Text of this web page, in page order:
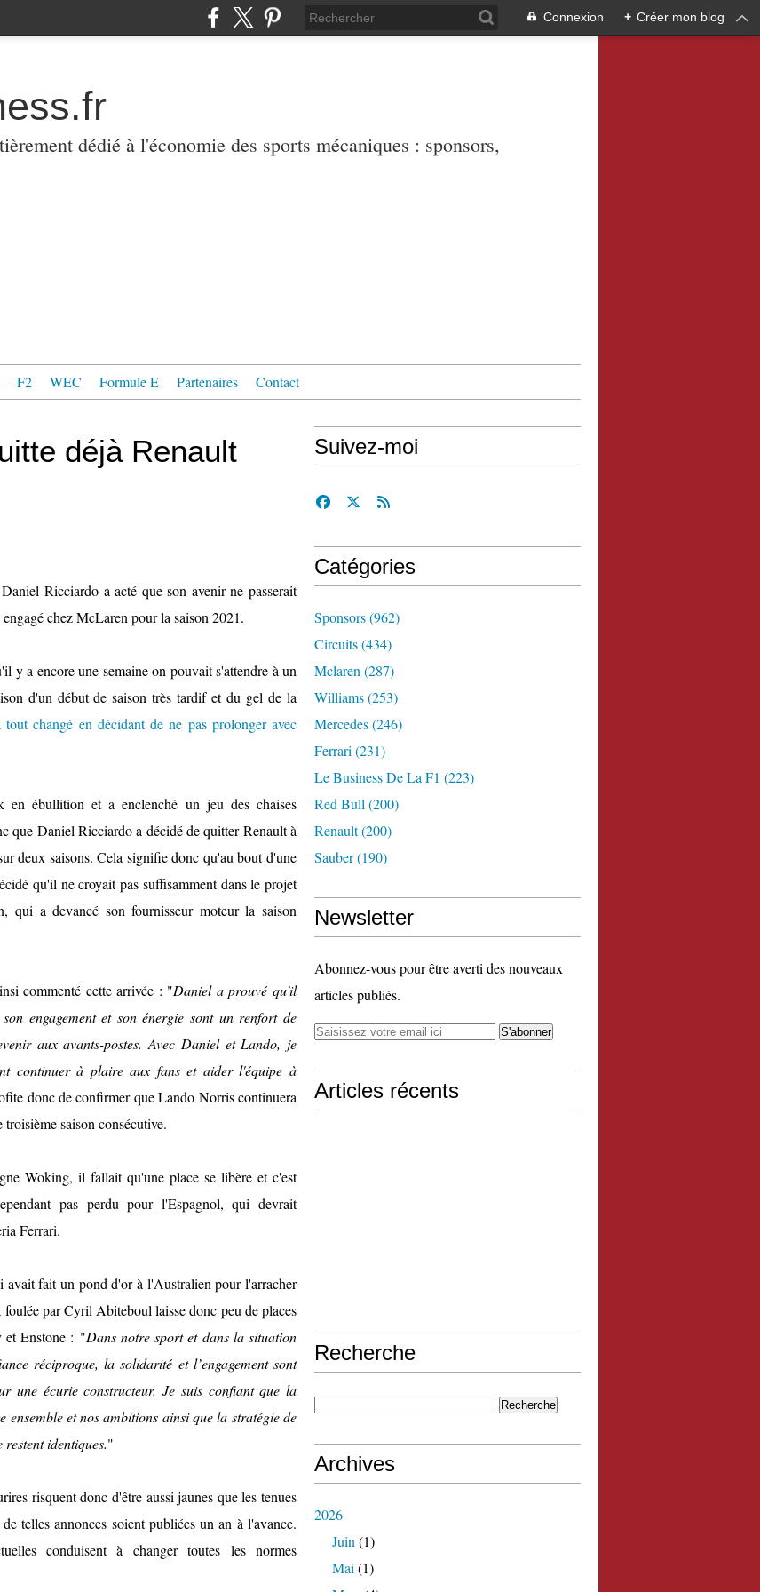
Connexion + Créer mon blog
dédié à l'économie des sports mécaniques : sponsors,
F2 WEC Formule E Partenaires Contact
déjà Renault
Ricciardo a acté que son avenir ne passerait
chez McLaren pour la saison 2021.
y a encore une semaine on pouvait s'attendre à un
d'un début de saison très tardif et du gel de la
tout changé en décidant de ne pas prolonger avec
en ébullition et a enclenché un jeu des chaises
que Daniel Ricciardo a décidé de quitter Renault à
deux saisons. Cela signifie donc qu'au bout d'une
qu'il ne croyait pas suffisamment dans le projet
qui a devancé son fournisseur moteur la saison
commenté cette arrivée : "Daniel a prouvé qu'il
engagement et son énergie sont un renfort de
aux avants-postes. Avec Daniel et Lando, je
continuer à plaire aux fans et aider l'équipe à
donc de confirmer que Lando Norris continuera
saison consécutive.
Woking, il fallait qu'une place se libère et c'est
pas perdu pour l'Espagnol, qui devrait
Ferrari.
avait fait un pond d'or à l'Australien pour l'arracher
par Cyril Abiteboul laisse donc peu de places
et Enstone : "Dans notre sport et dans la situation
réciproque, la solidarité et l’engagement sont
une écurie constructeur. Je suis confiant que la
et nos ambitions ainsi que la stratégie de
identiques."
risquent donc d'être aussi jaunes que les tenues
telles annonces soient publiées un an à l'avance.
conduisent à changer toutes les normes
Suivez-moi
Catégories
Sponsors(962)
Circuits(434)
Mclaren (287)
Williams(253)
Mercedes(246)
Ferrari (231)
Le Business De La F1 (223)
Red Bull (200)
Renault(200)
Sauber(190)
Newsletter
Abonnez-vous pour être averti des nouveaux
articles publiés.
Articles récents
Recherche
Archives
2026
Juin (1)
Mai (1)